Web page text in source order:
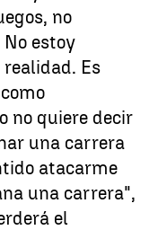
no
No estoy
Es
no quiere decir
una carrera
atacarme
una carrera",
el